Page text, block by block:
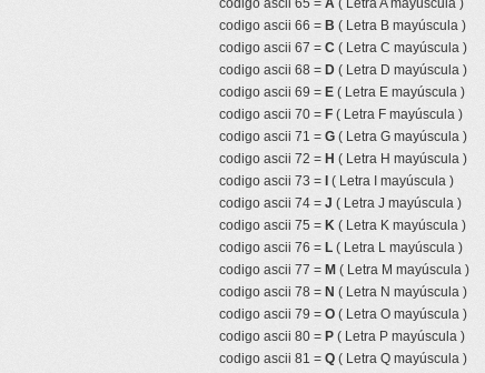
codigo ascii 65 = A ( Letra A mayúscula )
codigo ascii 66 = B ( Letra B mayúscula )
codigo ascii 67 = C ( Letra C mayúscula )
codigo ascii 68 = D ( Letra D mayúscula )
codigo ascii 69 = E ( Letra E mayúscula )
codigo ascii 70 = F ( Letra F mayúscula )
codigo ascii 71 = G ( Letra G mayúscula )
codigo ascii 72 = H ( Letra H mayúscula )
codigo ascii 73 =
( Letra I mayúscula )
codigo ascii 74 = J ( Letra J mayúscula )
codigo ascii 75 = K ( Letra K mayúscula )
codigo ascii 76 = L ( Letra L mayúscula )
codigo ascii 77 = M ( Letra M mayúscula )
codigo ascii 78 = N ( Letra N mayúscula )
codigo ascii 79 = O ( Letra O mayúscula )
codigo ascii 80 = P ( Letra P mayúscula )
codigo ascii 81 = Q ( Letra Q mayúscula )